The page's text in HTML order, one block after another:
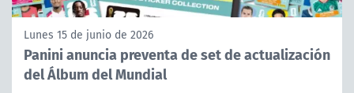
Lunes 15 de junio de 2026
Panini anuncia preventa de set de actualización
del Álbum del Mundial